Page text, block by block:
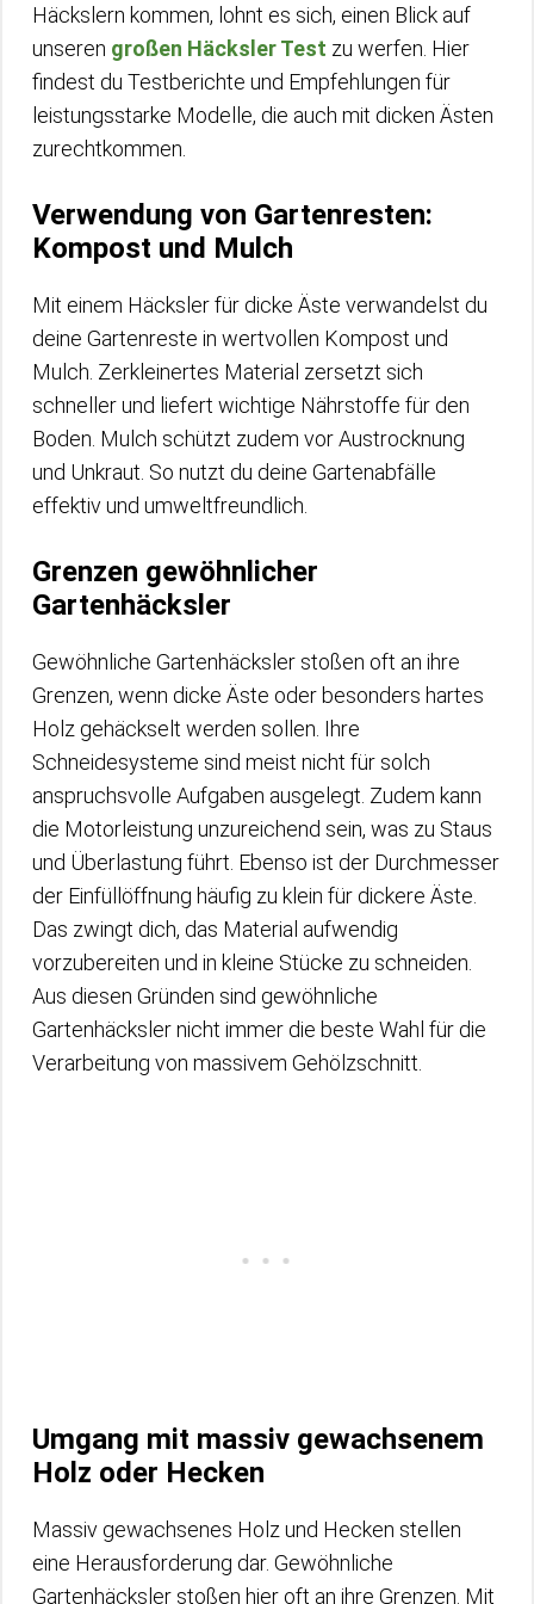
Häckslern kommen, lohnt es sich, einen Blick auf
unseren großen Häcksler Test zu werfen. Hier
findest du Testberichte und Empfehlungen für
leistungsstarke Modelle, die auch mit dicken Ästen
zurechtkommen.
Verwendung von Gartenresten:
Kompost und Mulch
Mit einem Häcksler für dicke Äste verwandelst du
deine Gartenreste in wertvollen Kompost und
Mulch. Zerkleinertes Material zersetzt sich
schneller und liefert wichtige Nährstoffe für den
Boden. Mulch schützt zudem vor Austrocknung
und Unkraut. So nutzt du deine Gartenabfälle
effektiv und umweltfreundlich.
Grenzen gewöhnlicher
Gartenhäcksler
Gewöhnliche Gartenhäcksler stoßen oft an ihre
Grenzen, wenn dicke Äste oder besonders hartes
Holz gehäckselt werden sollen. Ihre
Schneidesysteme sind meist nicht für solch
anspruchsvolle Aufgaben ausgelegt. Zudem kann
die Motorleistung unzureichend sein, was zu Staus
und Überlastung führt. Ebenso ist der Durchmesser
der Einfüllöffnung häufig zu klein für dickere Äste.
Das zwingt dich, das Material aufwendig
vorzubereiten und in kleine Stücke zu schneiden.
Aus diesen Gründen sind gewöhnliche
Gartenhäcksler nicht immer die beste Wahl für die
Verarbeitung von massivem Gehölzschnitt.
Umgang mit massiv gewachsenem
Holz oder Hecken
Massiv gewachsenes Holz und Hecken stellen
eine Herausforderung dar. Gewöhnliche
Gartenhäcksler stoßen hier oft an ihre Grenzen. Mit